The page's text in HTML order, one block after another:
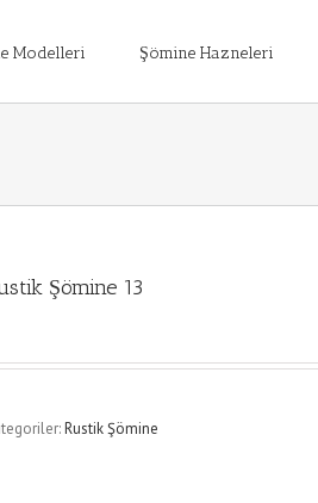
Modelleri Şömine Hazneleri
Şömine 13
Rustik Şömine